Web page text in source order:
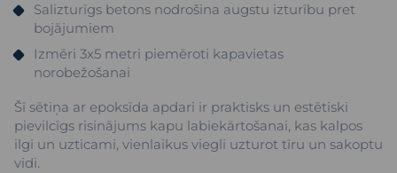
Salizturīgs betons nodrošina augstu izturību pret
bojājumiem
Izmēri 3x5 metri piemēroti kapavietas
norobežošanai
Šī sētiņa ar epoksīda apdari ir praktisks un estētiski
pievilcīgs risinājums kapu labiekārtošanai, kas kalpos
ilgi un uzticami, vienlaikus viegli uzturot tīru un sakoptu
vidi.